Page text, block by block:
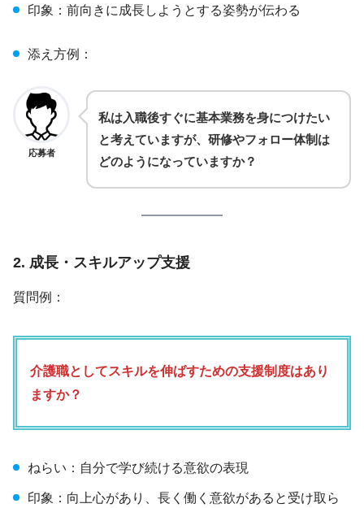
印象：前向きに成長しようとする姿勢が伝わる
添え方例：
応募者
私は入職後すぐに基本業務を身につけたい
と考えていますが、研修やフォロー体制は
どのようになっていますか？
2. 成長・スキルアップ支援
質問例：
介護職としてスキルを伸ばすための支援制度はあり
ますか？
ねらい：自分で学び続ける意欲の表現
印象：向上心があり、長く働く意欲があると受け取ら